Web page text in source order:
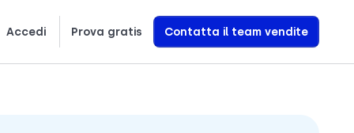
Accedi Prova gratis Contatta il team vendite